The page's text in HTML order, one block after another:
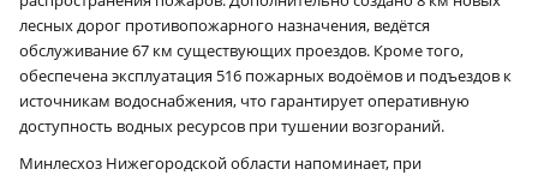
лесных дорог противопожарного назначения, ведётся
обслуживание 67 км существующих проездов. Кроме того,
обеспечена эксплуатация 516 пожарных водоёмов и подъездов к
источникам водоснабжения, что гарантирует оперативную
доступность водных ресурсов при тушении возгораний.
Минлесхоз Нижегородской области напоминает, при